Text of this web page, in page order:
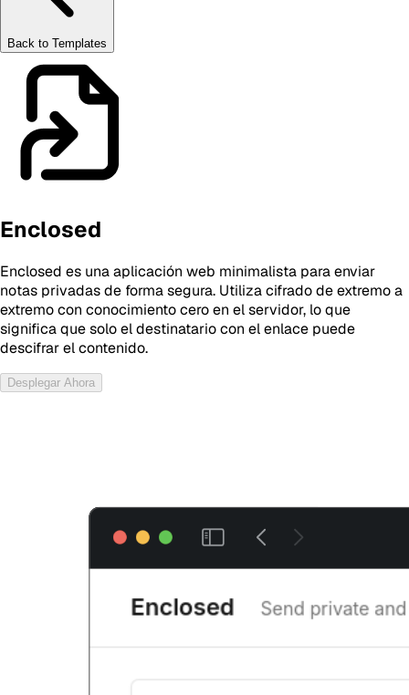
Back to Templates
Enclosed
Enclosed es una aplicación web minimalista para enviar
notas privadas de forma segura. Utiliza cifrado de extremo a
extremo con conocimiento cero en el servidor, lo que
significa que solo el destinatario con el enlace puede
descifrar el contenido.
Desplegar Ahora